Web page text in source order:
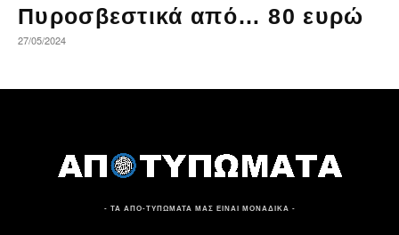
Πυροσβεστικά από… 80 ευρώ
27/05/2024
- ΤΑ ΑΠΟ-ΤΥΠΩΜΑΤΑ ΜΑΣ ΕΙΝΑΙ ΜΟΝΑΔΙΚΑ -